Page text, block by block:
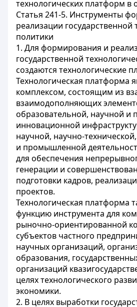
технологических платформ в
Статья 241-5. Инструменты
реализации государственной
политики
1. Для формирования и
государственной
создаются технологические
Технологическая платформа
комплексом, состоящим из
взаимодополняющих
образовательной, научной
инновационной
научной, научно-
и промышленной
для обеспечения
генерации и
подготовки кадров,
проектов.
Технологическая платформа
функцию инструмента для
рыночно-ориентированной
субъектов частного
научных организаций,
образования,
организаций
целях технологического
экономики.
2. В целях выработки